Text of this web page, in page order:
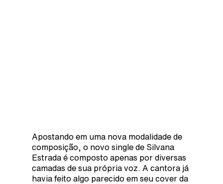
Apostando em uma nova modalidade de
composição, o novo single de Silvana
Estrada é composto apenas por diversas
camadas de sua própria voz. A cantora já
havia feito algo parecido em seu cover da